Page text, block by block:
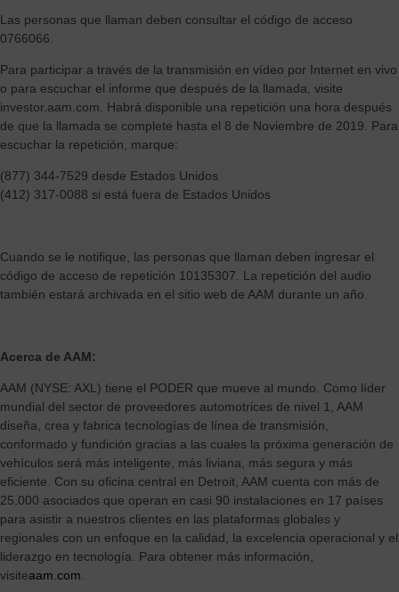
Las personas que llaman deben consultar el código de acceso
0766066.
Para participar a través de la transmisión en vídeo por Internet en vivo
o para escuchar el informe que después de la llamada, visite
investor.aam.com. Habrá disponible una repetición una hora después
de que la llamada se complete hasta el 8 de Noviembre de 2019. Para
escuchar la repetición, marque:
(877) 344-7529 desde Estados Unidos
(412) 317-0088 si está fuera de Estados Unidos
Cuando se le notifique, las personas que llaman deben ingresar el
código de acceso de repetición 10135307. La repetición del audio
también estará archivada en el sitio web de AAM durante un año.
Acerca de AAM:
AAM (NYSE: AXL) tiene el PODER que mueve al mundo. Como líder
mundial del sector de proveedores automotrices de nivel 1, AAM
diseña, crea y fabrica tecnologías de línea de transmisión,
conformado y fundición gracias a las cuales la próxima generación de
vehículos será más inteligente, más liviana, más segura y más
eficiente. Con su oficina central en Detroit, AAM cuenta con más de
25,000 asociados que operan en casi 90 instalaciones en 17 países
para asistir a nuestros clientes en las plataformas globales y
regionales con un enfoque en la calidad, la excelencia operacional y el
liderazgo en tecnología. Para obtener más información,
visiteaam.com